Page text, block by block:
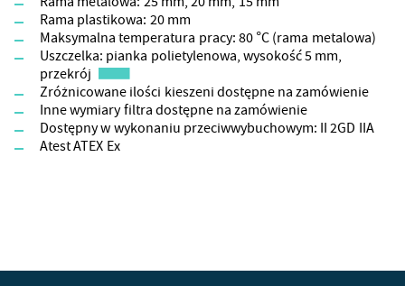
Rama plastikowa: 20 mm
Maksymalna temperatura pracy: 80 °C (rama metalowa)
Uszczelka: pianka polietylenowa, wysokość 5 mm,
przekrój
Zróżnicowane ilości kieszeni dostępne na zamówienie
Inne wymiary filtra dostępne na zamówienie
Dostępny w wykonaniu przeciwwybuchowym: II 2GD IIA
Atest ATEX Ex